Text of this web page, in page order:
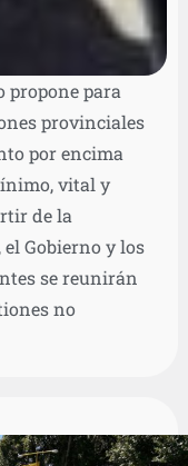
propone para
provinciales
por encima
vital y
de la
Gobierno y los
se reunirán
no